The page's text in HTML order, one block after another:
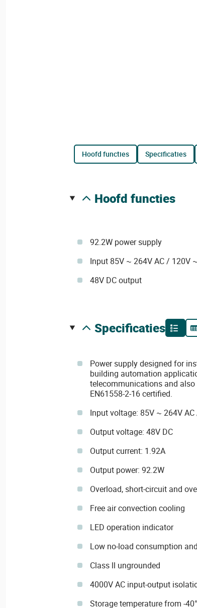
hoofd functies specificaties
hoofd functies
92.2W power supply
Input 85V ~ 264V AC / 120V
48V DC output
specificaties
Power supply designed for
building automation
telecommunications and
EN61558-2-16 certified.
Input voltage: 85V ~ 264V
Output voltage: 48V DC
Output current: 1.92A
Output power: 92.2W
Overload, short-circuit and
Free air convection cooling
LED operation indicator
Low no-load consumption
Class ll ungrounded
4000V AC input-output
Storage temperature from -